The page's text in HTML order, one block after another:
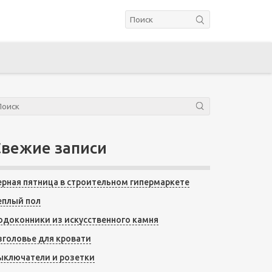
записи
пятница в строительном гипермаркете
пол
из искусственного камня
для кровати
и розетки